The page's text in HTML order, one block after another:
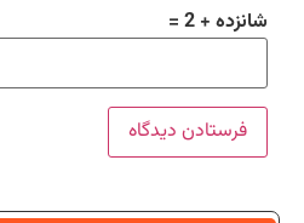
شانزده + 2 =